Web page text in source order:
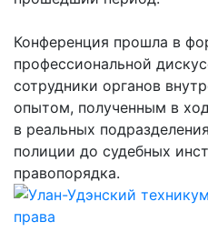
Конференция прошла в
профессиональной
сотрудники органов
опытом, полученным в
в реальных
полиции до судебных
правопорядка.